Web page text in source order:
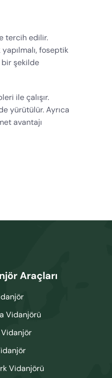
tercih edilir.
foseptik
bir şekilde
ile çalışır.
yürütülür. Ayrıca
avantajı
Araçları
Vidanjörü
Vidanjör
Vidanjörü